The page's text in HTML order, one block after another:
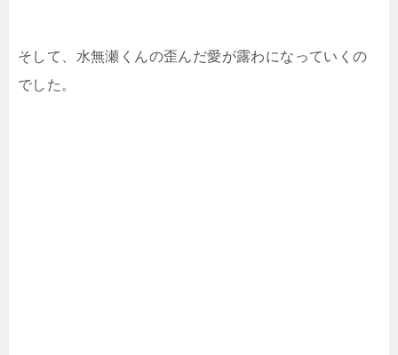
そして、水無瀬くんの歪んだ愛が露わになっていくの
でした。